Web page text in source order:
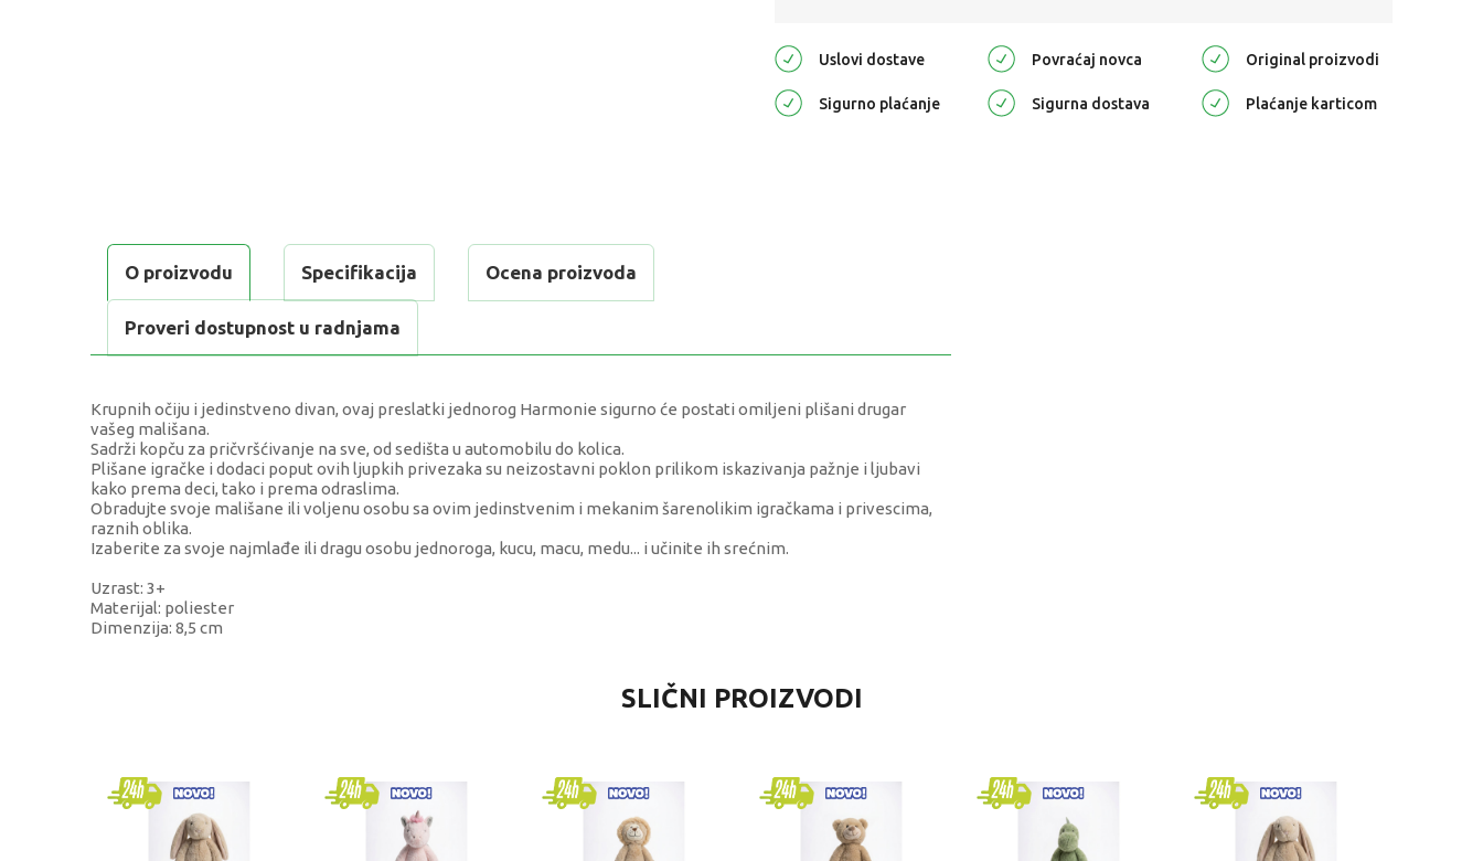
Uslovi dostave Povraćaj novca Original proizvodi
Sigurno plaćanje Sigurna dostava Plaćanje karticom
O proizvodu Specifikacija Ocena proizvoda
Proveri dostupnost u radnjama
Krupnih očiju i jedinstveno divan, ovaj preslatki jednorog Harmonie sigurno će postati omiljeni plišani drugar
vašeg mališana.
Sadrži kopču za pričvršćivanje na sve, od sedišta u automobilu do kolica.
Plišane igračke i dodaci poput ovih ljupkih privezaka su neizostavni poklon prilikom iskazivanja pažnje i ljubavi
kako prema deci, tako i prema odraslima.
Obradujte svoje mališane ili voljenu osobu sa ovim jedinstvenim i mekanim šarenolikim igračkama i privescima,
raznih oblika.
Izaberite za svoje najmlađe ili dragu osobu jednoroga, kucu, macu, medu... i učinite ih srećnim.
Uzrast: 3+
Materijal: poliester
Dimenzija: 8,5 cm
Plišane igračke
Pol univerzalno
SLIČNI PROIZVODI